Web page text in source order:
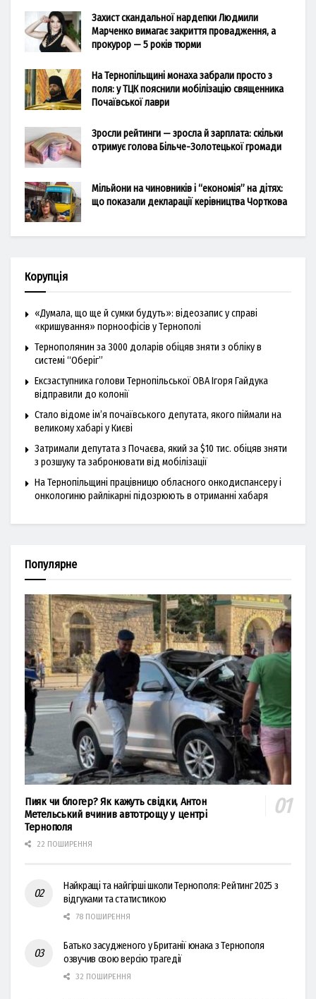
Захист скандальної нардепки Людмили
Марченко вимагає закриття провадження, а
прокурор — 5 років тюрми
На Тернопільщині монаха забрали просто з
поля: у ТЦК пояснили мобілізацію священника
Почаївської лаври
Зросли рейтинги — зросла й зарплата: скільки
отримує голова Більче-Золотецької громади
Мільйони на чиновників і “економія” на дітях:
що показали декларації керівництва Чорткова
Корупція
«Думала, що ще й сумки будуть»: відеозапис у справі
«кришування» порноофісів у Тернополі
Тернополянин за 3000 доларів обіцяв зняти з обліку в
системі “Оберіг”
Ексзаступника голови Тернопільської ОВА Ігоря Гайдука
відправили до колонії
Стало відоме ім’я почаївського депутата, якого піймали на
великому хабарі у Києві
Затримали депутата з Почаєва, який за $10 тис. обіцяв зняти
з розшуку та забронювати від мобілізації
На Тернопільщині працівницю обласного онкодиспансеру і
онкологиню райлікарні підозрюють в отриманні хабаря
Популярне
Пияк чи блогер? Як кажуть свідки, Антон
Метельський вчинив автотрощу у центрі
Тернополя
22 ПОШИРЕННЯ
Найкращі та найгірші школи Тернополя: Рейтинг 2025 з
відгуками та статистикою
78 ПОШИРЕННЯ
Батько засудженого у Британії юнака з Тернополя
озвучив свою версію трагедії
32 ПОШИРЕННЯ